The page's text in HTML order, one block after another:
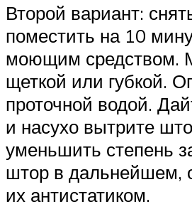
Второй вариант:
поместить на 10
моющим средством.
щеткой или губкой.
проточной водой.
и насухо вытрите
уменьшить степень
штор в дальнейшем,
их антистатиком.